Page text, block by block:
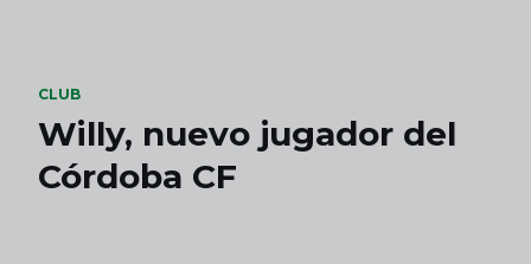
CLUB
Willy, nuevo jugador del
Córdoba CF